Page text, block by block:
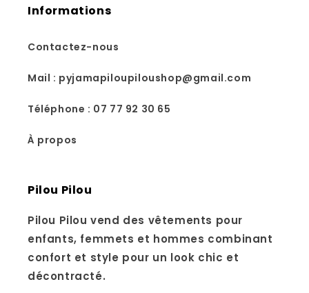
Informations
Contactez-nous
Mail : pyjamapiloupiloushop@gmail.com
Téléphone : 07 77 92 30 65
À propos
Pilou Pilou
Pilou Pilou vend des vêtements pour
enfants, femmets et hommes combinant
confort et style pour un look chic et
décontracté.